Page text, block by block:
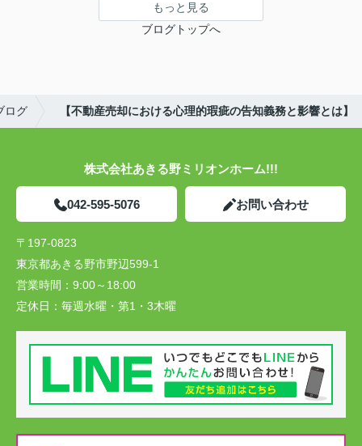
もっと見る
ブログトップへ
ログ 【不動産売却における心理的瑕疵の告知義務と影響とは】
株式会社あきる野ミリオンホーム!!!
042-595-5076 お問い合わせ
〒197-0823
東京都あきる野市野辺599-1
営業時間： 9:00～18:00
定休日： 毎週水曜・第1・3木曜